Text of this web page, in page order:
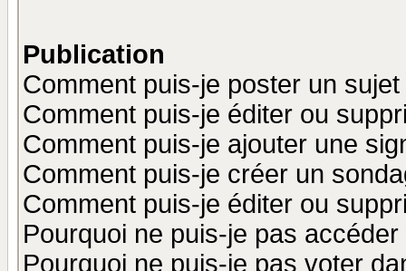
Publication
Comment puis-je poster un
Comment puis-je éditer ou
Comment puis-je ajouter une
Comment puis-je créer un
Comment puis-je éditer ou
Pourquoi ne puis-je pas
Pourquoi ne puis-je pas voter